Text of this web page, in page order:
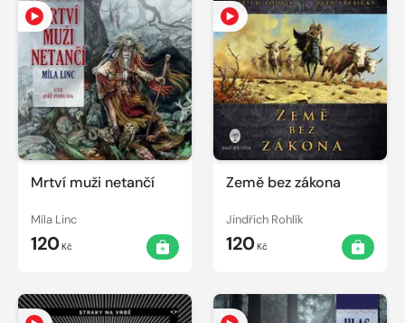
Mrtví muži netančí
Míla Linc
120Kč
Země bez zákona
Jindřich Rohlík
120Kč